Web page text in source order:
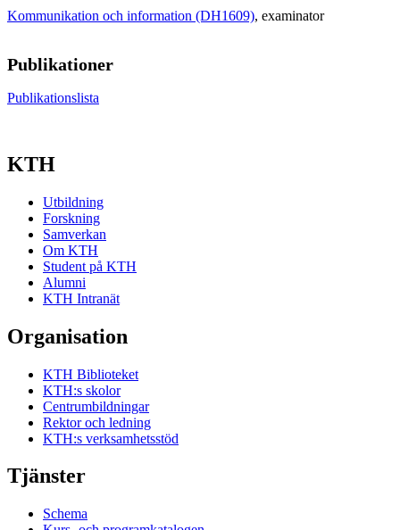
Kommunikation och information (DH1609), examinator
Publikationer
Publikationslista
KTH
Utbildning
Forskning
Samverkan
Om KTH
Student på KTH
Alumni
KTH Intranät
Organisation
KTH Biblioteket
KTH:s skolor
Centrumbildningar
Rektor och ledning
KTH:s verksamhetsstöd
Tjänster
Schema